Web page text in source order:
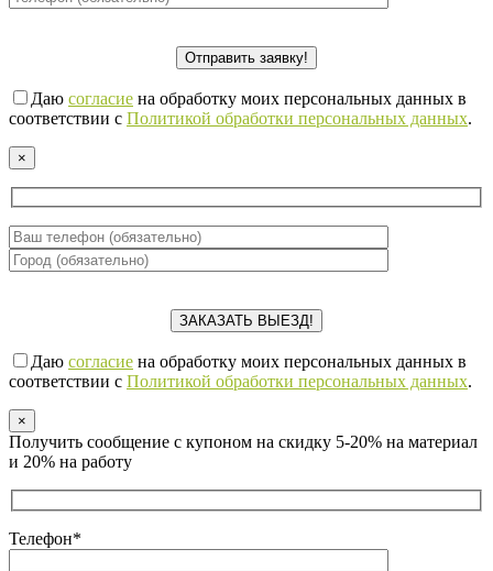
Даю согласие на обработку моих персональных данных в
соответствии с Политикой обработки персональных данных.
×
Даю согласие на обработку моих персональных данных в
соответствии с Политикой обработки персональных данных.
×
Получить сообщение с купоном на скидку 5-20% на материал
и 20% на работу
Телефон*